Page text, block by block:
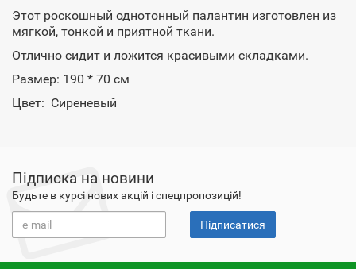
Этот роскошный однотонный палантин изготовлен из
мягкой, тонкой и приятной ткани.
Отлично сидит и ложится красивыми складками.
Размер: 190 * 70 см
Цвет: Сиреневый
Підписка на новини
Будьте в курсі нових акцій і спецпропозицій!
Підписатися